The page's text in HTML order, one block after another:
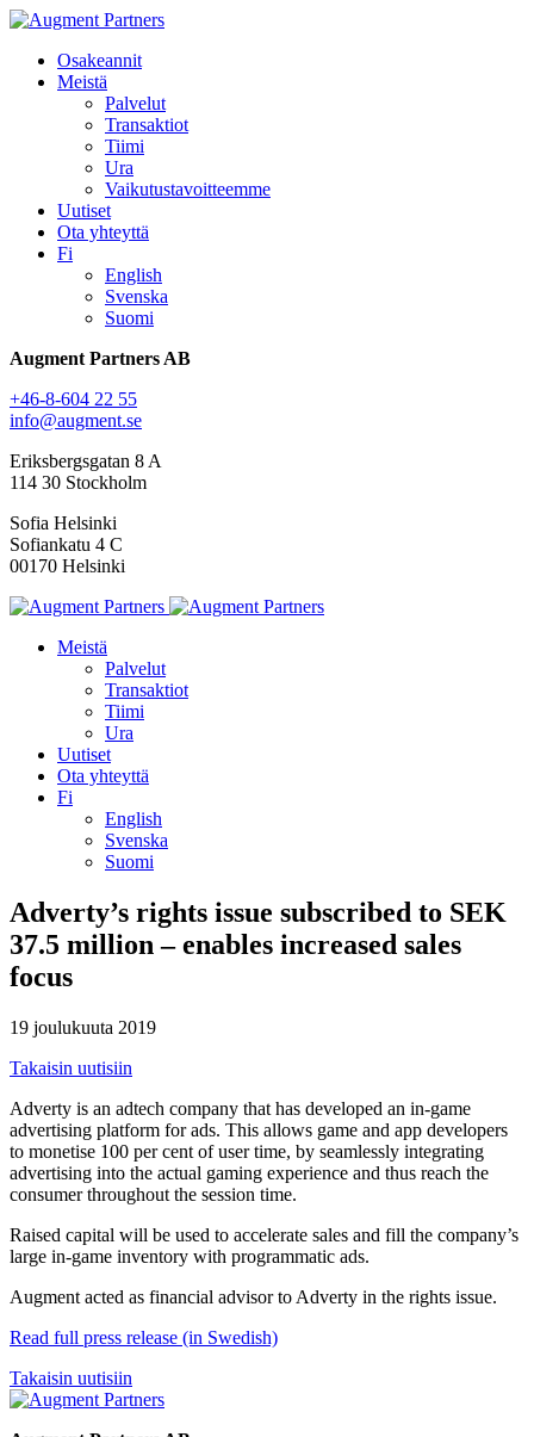
Osakeannit
Meistä
Palvelut
Transaktiot
Tiimi
Ura
Vaikutustavoitteemme
Uutiset
Ota yhteyttä
Fi
English
Svenska
Suomi
Augment Partners AB
+46-8-604 22 55
info@augment.se
Eriksbergsgatan 8 A
114 30 Stockholm
Sofia Helsinki
Sofiankatu 4 C
00170 Helsinki
Meistä
Palvelut
Transaktiot
Tiimi
Ura
Uutiset
Ota yhteyttä
Fi
English
Svenska
Suomi
Adverty’s rights issue subscribed to SEK
37.5 million – enables increased sales
focus
19 joulukuuta 2019
Takaisin uutisiin
Adverty is an adtech company that has developed an in-game
advertising platform for ads. This allows game and app developers
to monetise 100 per cent of user time, by seamlessly integrating
advertising into the actual gaming experience and thus reach the
consumer throughout the session time.
Raised capital will be used to accelerate sales and fill the company’s
large in-game inventory with programmatic ads.
Augment acted as financial advisor to Adverty in the rights issue.
Read full press release (in Swedish)
Takaisin uutisiin